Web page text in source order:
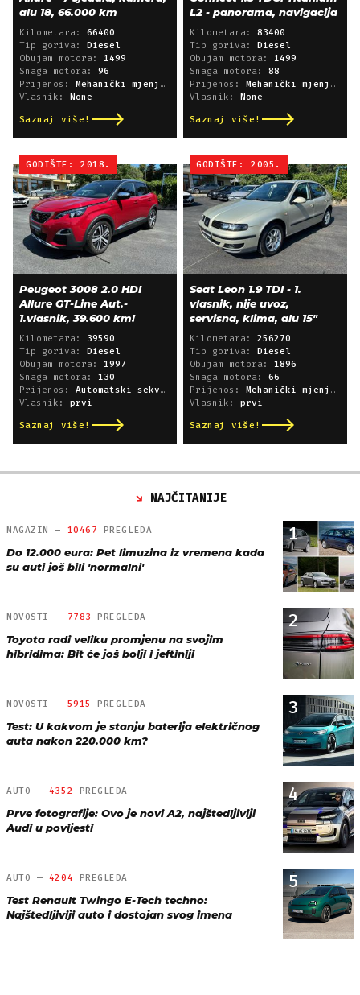
alu 18, 66.000 km
Kilometara: 66400
Tip goriva: Diesel
Obujam motora: 1499
Snaga motora: 96
Prijenos: Mehanički mjenjač
Vlasnik: None
Saznaj više!
L2 - panorama, navigacija
Kilometara: 83400
Tip goriva: Diesel
Obujam motora: 1499
Snaga motora: 88
Prijenos: Mehanički mjenjač
Vlasnik: None
Saznaj više!
GODIŠTE: 2018.
Peugeot 3008 2.0 HDI
Allure GT-Line Aut.-
1.vlasnik, 39.600 km!
Kilometara: 39590
Tip goriva: Diesel
Obujam motora: 1997
Snaga motora: 130
Prijenos: Automatski sekvencijski
Vlasnik: prvi
Saznaj više!
GODIŠTE: 2005.
Seat Leon 1.9 TDI - 1.
vlasnik, nije uvoz,
servisna, klima, alu 15"
Kilometara: 256270
Tip goriva: Diesel
Obujam motora: 1896
Snaga motora: 66
Prijenos: Mehanički mjenjač
Vlasnik: prvi
Saznaj više!
NAJČITANIJE
1
MAGAZIN — 10467 PREGLEDA
Do 12.000 eura: Pet limuzina iz vremena kada
su auti još bili 'normalni'
2
NOVOSTI — 7783 PREGLEDA
Toyota radi veliku promjenu na svojim
hibridima: Bit će još bolji i jeftiniji
3
NOVOSTI — 5915 PREGLEDA
Test: U kakvom je stanju baterija električnog
auta nakon 220.000 km?
4
AUTO — 4352 PREGLEDA
Prve fotografije: Ovo je novi A2, najštedljiviji
Audi u povijesti
5
AUTO — 4204 PREGLEDA
Test Renault Twingo E-Tech techno:
Najštedljiviji auto i dostojan svog imena